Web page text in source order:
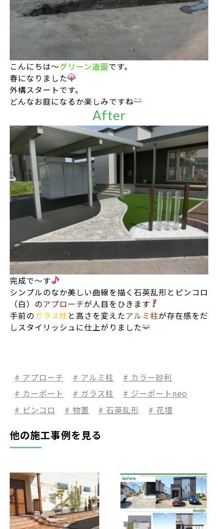
こんにちは～グリーン造園です。
春になりました
外構スタートです。
どんなお庭になるか楽しみですね
完成で～す
シンプルのなか美しい曲線を描く石英乱形とピンコロ
（白）のアプローチが人目をひきます
手前のガラス柱 と高さを変えたアルミ柱が存在感をだ
しスタイリッシュに仕上がりました
アプローチ アルミ柱
カラー砂利
カーポート
ガラス柱
ジーポートneo
ピンコロ
物置 石英乱形 花壇
他の施工事例を見る